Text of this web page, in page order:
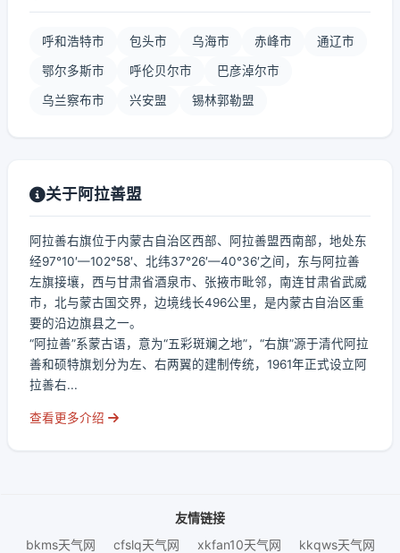
呼和浩特市 包头市 乌海市 赤峰市 通辽市
鄂尔多斯市 呼伦贝尔市 巴彦淖尔市
乌兰察布市 兴安盟 锡林郭勒盟
关于阿拉善盟
阿拉善右旗位于内蒙古自治区西部、阿拉善盟西南部，地处东
经97°10′—102°58′、北纬37°26′—40°36′之间，东与阿拉善
左旗接壤，西与甘肃省酒泉市、张掖市毗邻，南连甘肃省武威
市，北与蒙古国交界，边境线长496公里，是内蒙古自治区重
要的沿边旗县之一。
“阿拉善”系蒙古语，意为“五彩斑斓之地”，“右旗”源于清代阿拉
善和硕特旗划分为左、右两翼的建制传统，1961年正式设立阿
拉善右...
查看更多介绍
友情链接
bkms天气网
cfslq天气网 xkfan10天气网 kkqws天气网